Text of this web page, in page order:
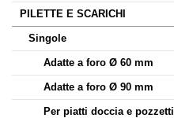
PILETTE E SCARICHI
Singole
Adatte a foro Ø 60 mm
Adatte a foro Ø 90 mm
Per piatti doccia e pozzetti